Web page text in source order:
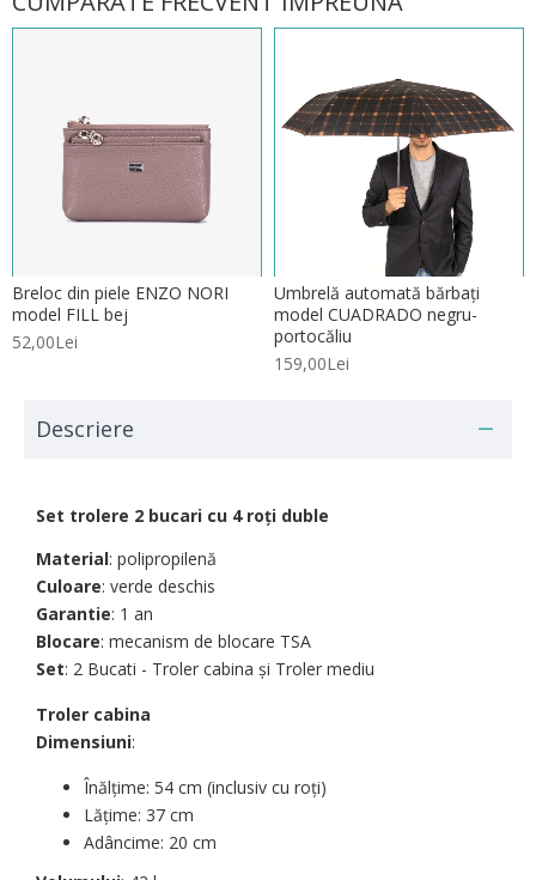
Breloc din piele ENZO NORI
model FILL bej
52,00Lei
Umbrelă automată bărbați
model CUADRADO negru-
portocăliu
159,00Lei
Descriere
Set trolere 2 bucari cu 4 roți duble
Material: polipropilenă
Culoare: verde deschis
Garantie: 1 an
Blocare: mecanism de blocare TSA
Set: 2 Bucati - Troler cabina şi Troler mediu
Troler cabina
Dimensiuni:
Înălțime: 54 cm (inclusiv cu roți)
Lățime: 37 cm
Adâncime: 20 cm